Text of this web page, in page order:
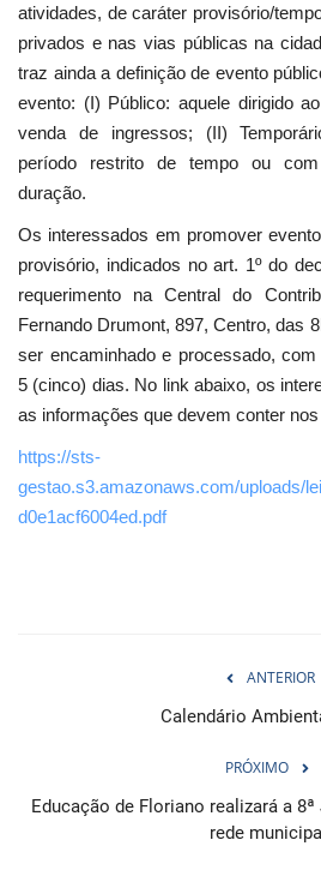
atividades, de caráter provisório/
privados e nas vias públicas na
traz ainda a definição de evento
evento: (I) Público: aquele dirigido
venda de ingressos; (II)
período restrito de tempo ou
duração.
Os interessados em promover
provisório, indicados no art. 1º do
requerimento na Central do
Fernando Drumont, 897, Centro, das
ser encaminhado e processado,
5 (cinco) dias. No link abaixo, os
as informações que devem conter
https://sts-
gestao.s3.amazonaws.com/uploads/
d0e1acf6004ed.pdf
ANTERIOR
Calendário
PRÓXIMO
Educação de Floriano realizará a
rede municipal